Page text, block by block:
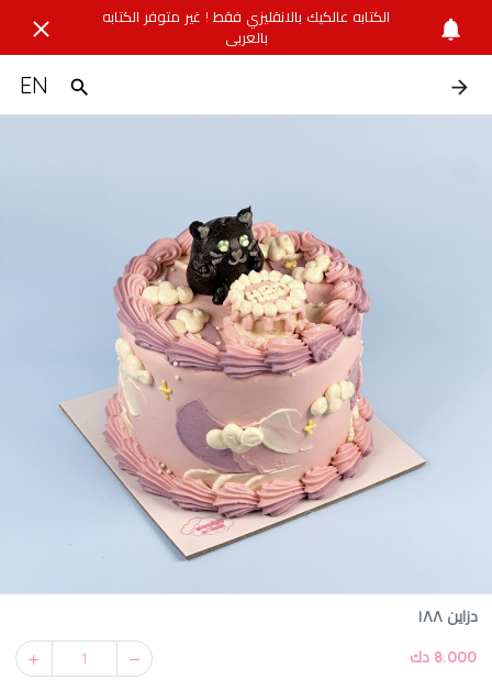
الكتابه عالكيك بالانقليزي فقط ! غير متوفر الكتابه
بالعربي
EN
دزاين ١٨٨
8.000 دك 1